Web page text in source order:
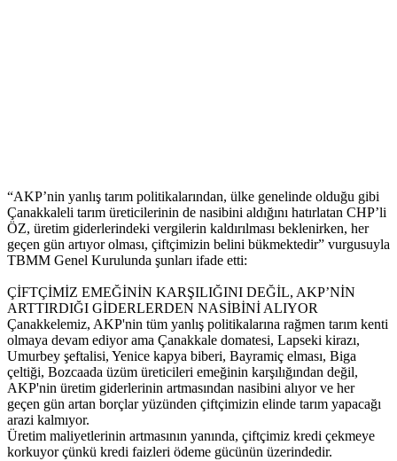
“AKP’nin yanlış tarım politikalarından, ülke genelinde olduğu gibi
Çanakkaleli tarım üreticilerinin de nasibini aldığını hatırlatan CHP’li
ÖZ, üretim giderlerindeki vergilerin kaldırılması beklenirken, her
geçen gün artıyor olması, çiftçimizin belini bükmektedir” vurgusuyla
TBMM Genel Kurulunda şunları ifade etti:
ÇİFTÇİMİZ EMEĞİNİN KARŞILIĞINI DEĞİL, AKP’NİN
ARTTIRDIĞI GİDERLERDEN NASİBİNİ ALIYOR
Çanakkelemiz, AKP'nin tüm yanlış politikalarına rağmen tarım kenti
olmaya devam ediyor ama Çanakkale domatesi, Lapseki kirazı,
Umurbey şeftalisi, Yenice kapya biberi, Bayramiç elması, Biga
çeltiği, Bozcaada üzüm üreticileri emeğinin karşılığından değil,
AKP'nin üretim giderlerinin artmasından nasibini alıyor ve her
geçen gün artan borçlar yüzünden çiftçimizin elinde tarım yapacağı
arazi kalmıyor.
Üretim maliyetlerinin artmasının yanında, çiftçimiz kredi çekmeye
korkuyor çünkü kredi faizleri ödeme gücünün üzerindedir.